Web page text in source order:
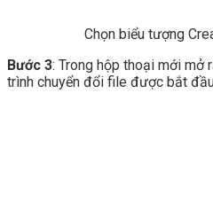
Chọn biểu tượng
Bước 3: Trong hộp thoại mới mở
trình chuyển đổi file được bắt